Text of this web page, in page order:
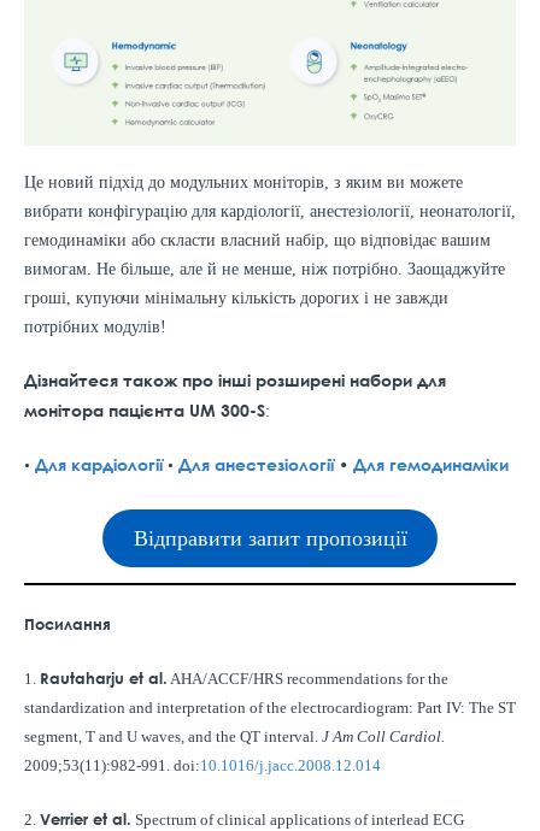
Це новий підхід до модульних моніторів, з яким ви можете
вибрати конфігурацію для кардіології, анестезіології, неонатології,
гемодинаміки або скласти власний набір, що відповідає вашим
вимогам. Не більше, але й не менше, ніж потрібно. Заощаджуйте
гроші, купуючи мінімальну кількість дорогих і не завжди
потрібних модулів!
Дізнайтеся також про інші розширені набори для
монітора пацієнта UM 300-S:
• Для кардіології• Для анестезіології • Для гемодинаміки
Відправити запит пропозиції
Посилання
1. Rautaharju et al. AHA/ACCF/HRS recommendations for the
standardization and interpretation of the electrocardiogram: Part IV: The ST
segment, T and U waves, and the QT interval. J Am Coll Cardiol.
2009;53(11):982-991. doi:10.1016/j.jacc.2008.12.014
2. Verrier et al. Spectrum of clinical applications of interlead ECG